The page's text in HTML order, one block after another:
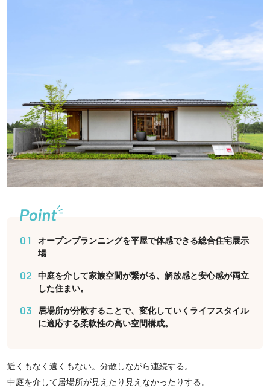
01
オープンプランニングを平屋で体感できる総合住宅展示
場
02
中庭を介して家族空間が繋がる、解放感と安心感が両立
した住まい。
03
居場所が分散することで、変化していくライフスタイル
に適応する柔軟性の高い空間構成。
近くもなく遠くもない。分散しながら連続する。
中庭を介して居場所が見えたり見えなかったりする。